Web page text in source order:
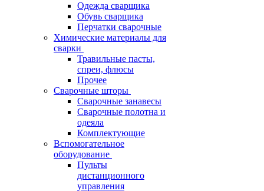
Одежда сварщика
Обувь сварщика
Перчатки сварочные
Химические материалы для
сварки
Травильные пасты,
спреи, флюсы
Прочее
Сварочные шторы
Сварочные занавесы
Сварочные полотна и
одеяла
Комплектующие
Вспомогательное
оборудование
Пульты
дистанционного
управления